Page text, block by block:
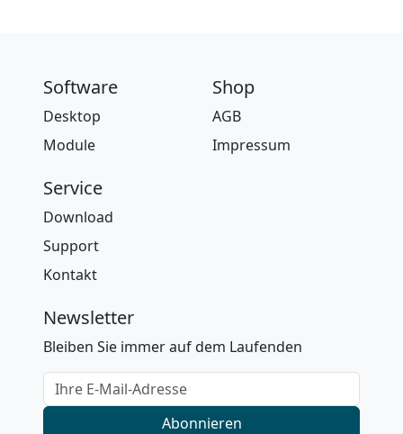
Software
Desktop
Module
Shop
AGB
Impressum
Service
Download
Support
Kontakt
Newsletter
Bleiben Sie immer auf dem Laufenden
Ihre E-Mail-Adresse
Abonnieren